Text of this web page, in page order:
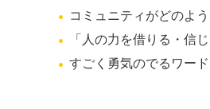
コミュニティがどのよ
「人の力を借りる・信
すごく勇気のでるワー